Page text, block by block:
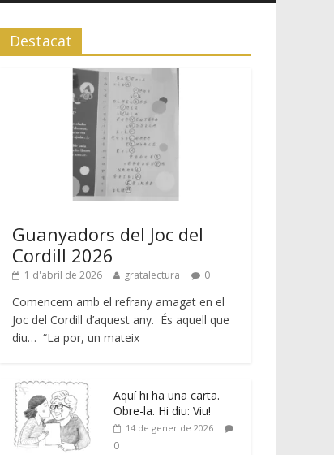
Destacat
Guanyadors del Joc del
Cordill 2026
1 d'abril de 2026 gratalectura 0
Comencem amb el refrany amagat en el
Joc del Cordill d’aquest any. És aquell que
diu… “La por, un mateix
Aquí hi ha una carta.
Obre-la. Hi diu: Viu!
14 de gener de 2026
0